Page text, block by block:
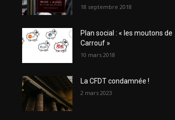
18 septembre 2018
Plan social : « les moutons de
Carrouf »
10 mars 2018
La CFDT condamnée !
2 mars 2023